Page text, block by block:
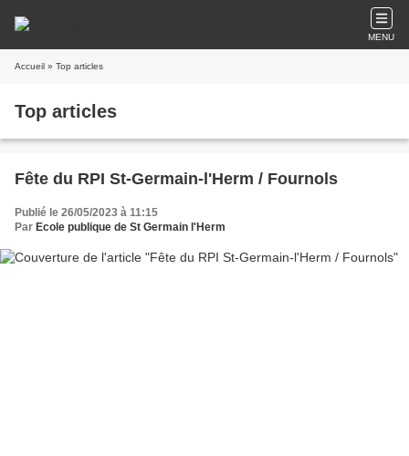
MENU
Accueil » Top articles
Top articles
Fête du RPI St-Germain-l'Herm / Fournols
Publié le 26/05/2023 à 11:15
Par Ecole publique de St Germain l'Herm